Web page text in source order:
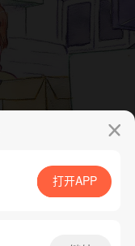
App免费看
打开APP